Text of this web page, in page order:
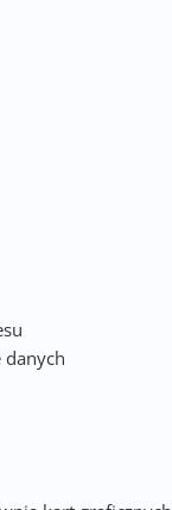
Studio Driver
Boost
danych